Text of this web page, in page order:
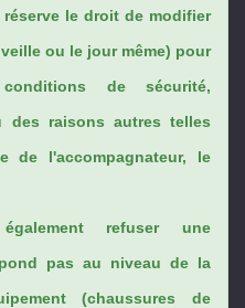
le droit de modifier
ou le jour même) pour
de sécurité,
des raisons autres telles
de l'accompagnateur, le
également refuser une
pas au niveau de la
(chaussures de